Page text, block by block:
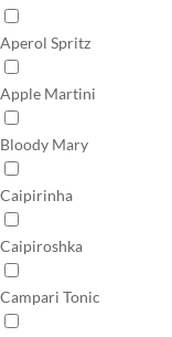
Aperol Spritz
Apple Martini
Bloody Mary
Caipirinha
Caipiroshka
Campari Tonic